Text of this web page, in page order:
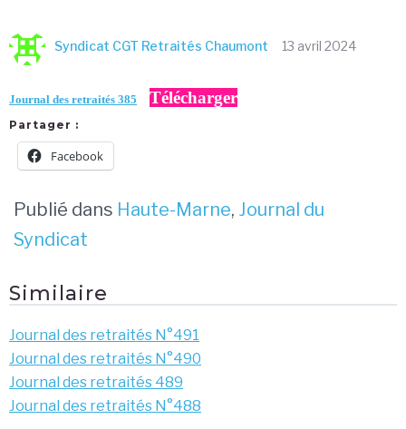
Syndicat CGT Retraités Chaumont 13 avril 2024
Journal des retraités 385 Télécharger
Partager :
Facebook
Publié dans Haute-Marne, Journal du
Syndicat
Similaire
Journal des retraités N°491
Journal des retraités N°490
Journal des retraités 489
Journal des retraités N°488